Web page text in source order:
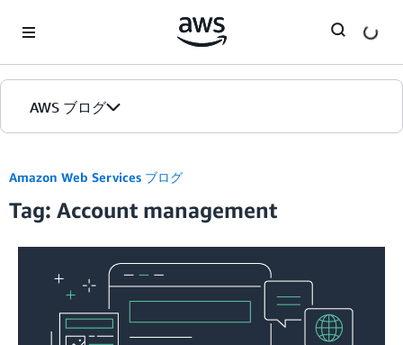
AWS ブログ
カテゴリ
エディション
Amazon Web Services ブログ
Tag: Account management